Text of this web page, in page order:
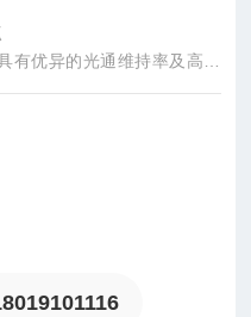
有优异的光通维持率及高光
短路、过压保护功能；
功能；EB型单纯作为应急
主电断电时均可立即启动应